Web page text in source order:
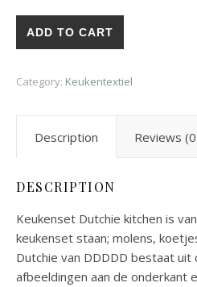
ADD TO CART
Category: Keukentextiel
Description Reviews
DESCRIPTION
Keukenset Dutchie kitchen is
keukenset staan; molens,
Dutchie van DDDDD bestaat uit
afbeeldingen aan de onderkant